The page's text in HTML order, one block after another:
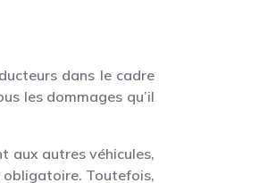
dans le cadre
les dommages qu’il
aux autres véhicules,
obligatoire. Toutefois,